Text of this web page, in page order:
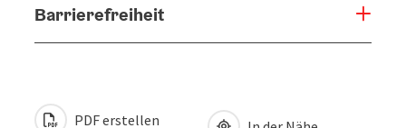
Barrierefreiheit
PDF erstellen